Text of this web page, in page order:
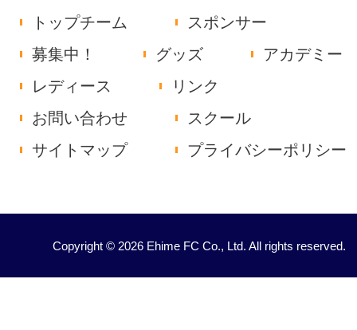
トップチーム
スポンサー
募集中！
グッズ
アカデミー
レディース
リンク
お問い合わせ
スクール
サイトマップ
プライバシーポリシー
Copyright © 2026 Ehime FC Co., Ltd. All rights reserved.